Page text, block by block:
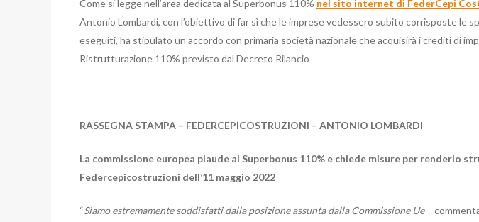
Come si legge nell’area dedicata al Superbonus 110% nel sito internet di FederCepi
Antonio Lombardi, con l’obiettivo di far sì che le imprese vedessero subito corrisposte le
eseguiti, ha stipulato un accordo con primaria società nazionale che acquisirà i crediti di
Ristrutturazione 110% previsto dal Decreto Rilancio
RASSEGNA STAMPA – FEDERCEPICOSTRUZIONI – ANTONIO LOMBARDI
La commissione europea plaude al Superbonus 110% e chiede misure per renderlo
Federcepicostruzioni dell’11 maggio 2022
“Siamo estremamente soddisfatti dalla posizione assunta dalla Commissione Ue–